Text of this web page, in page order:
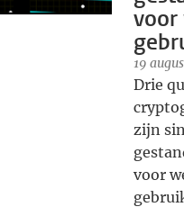
voor
19
Drie
zijn
voor